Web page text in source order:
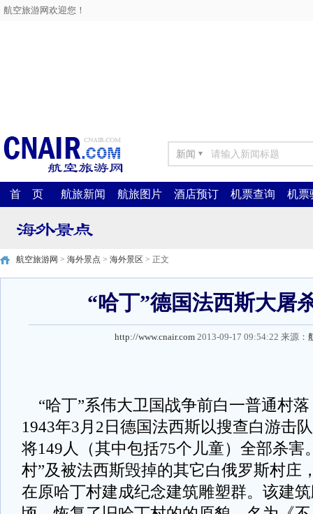
航空旅游网欢迎您！
新闻 ▼
首 页 航旅新闻 航旅图片 酒店预订 机票查询 机票
航空旅游网 > 海外景点 > 海外景区 > 正文
“哈丁”德国法西斯大屠
http://www.cnair.com 2013-09-17 09:54:22 来源：
“哈丁”系伟大卫国战争前白一普通村
1943年3月2日德国法西斯以搜查白游击
将149人（其中包括75个儿童）全部杀害
村”及被法西斯毁掉的其它白俄罗斯村庄
在原哈丁村建成纪念建筑雕塑群。该建